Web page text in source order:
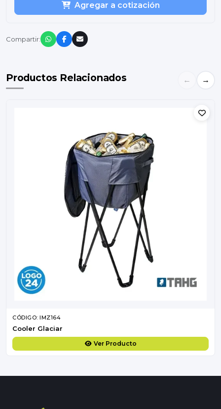
Agregar a cotización
Compartir:
Productos Relacionados ← →
CÓDIGO: IMZ164
Cooler Glaciar
Ver Producto